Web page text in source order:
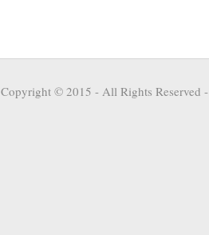
Copyright © 2015 - All Rights Reserved -